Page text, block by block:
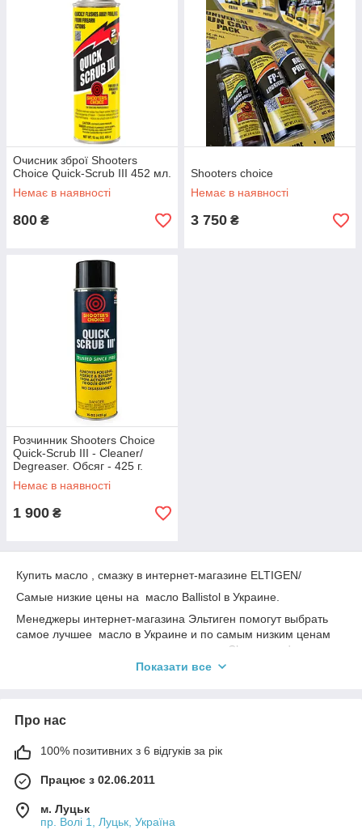
Очисник зброї Shooters
Choice Quick-Scrub III 452 мл.
Немає в наявності
800 ₴
Shooters choice
Немає в наявності
3 750 ₴
Розчинник Shooters Choice
Quick-Scrub III - Cleaner/
Degreaser. Обсяг - 425 г.
Немає в наявності
1 900 ₴
Купить масло , смазку в интернет-магазине ELTIGEN/
Самые низкие цены на масло Ballistol в Украине.
Менеджеры интернет-магазина Эльтиген помогут выбрать
самое лучшее масло в Украине и по самым низким ценам
средства для очистки от нагара и меди Cleaner and
Conditioner, Shooters Choice, Shooters Choice MC#7 Bore
Показати все
Про нас
100% позитивних з 6 відгуків за рік
Працює з 02.06.2011
м. Луцьк
пр. Волі 1, Луцьк, Україна